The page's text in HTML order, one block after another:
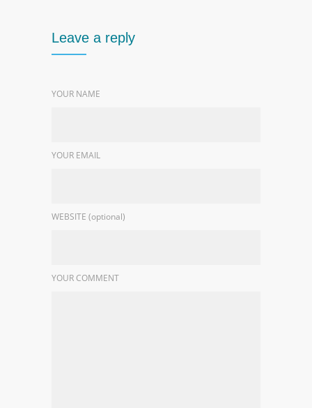
Leave a reply
YOUR NAME
YOUR EMAIL
WEBSITE (optional)
YOUR COMMENT